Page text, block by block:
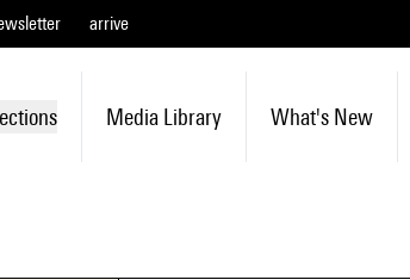
arrive
Media Library What's New